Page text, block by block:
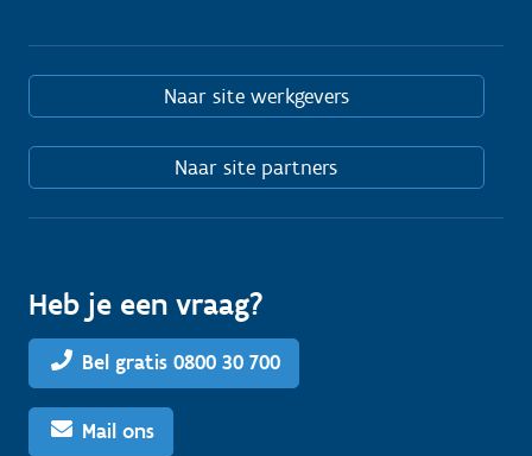
Naar site werkgevers
Naar site partners
Heb je een vraag?
Bel gratis 0800 30 700
Mail ons